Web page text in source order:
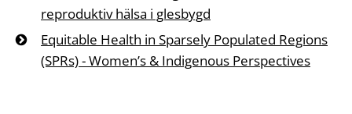
reproduktiv hälsa i glesbygd
Equitable Health in Sparsely Populated Regions
(SPRs) - Women’s & Indigenous Perspectives